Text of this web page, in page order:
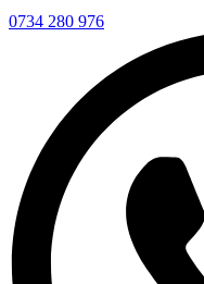
0734 280 976